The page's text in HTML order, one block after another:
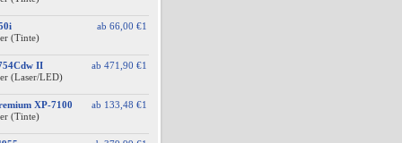
ab 66,00 €1
(Tinte)
ab 471,90 €1
II
(Laser/LED)
ab 133,48 €1
XP-7100
(Tinte)